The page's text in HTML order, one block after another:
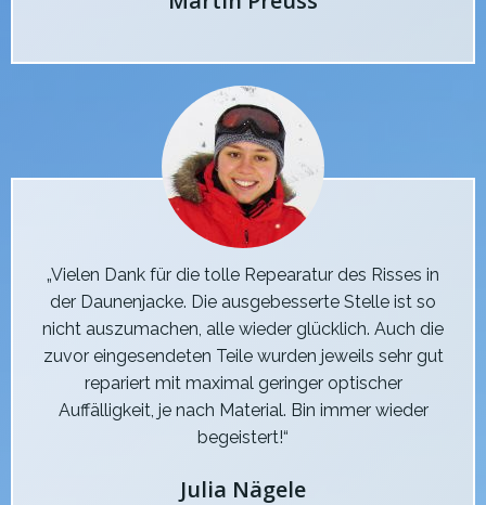
„Vielen Dank für die tolle Repearatur des Risses in
der Daunenjacke. Die ausgebesserte Stelle ist so
nicht auszumachen, alle wieder glücklich. Auch die
zuvor eingesendeten Teile wurden jeweils sehr gut
repariert mit maximal geringer optischer
Auffälligkeit, je nach Material. Bin immer wieder
begeistert!“
Julia Nägele